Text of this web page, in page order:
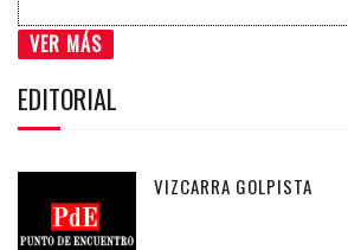
VER MÁS
EDITORIAL
VIZCARRA GOLPISTA